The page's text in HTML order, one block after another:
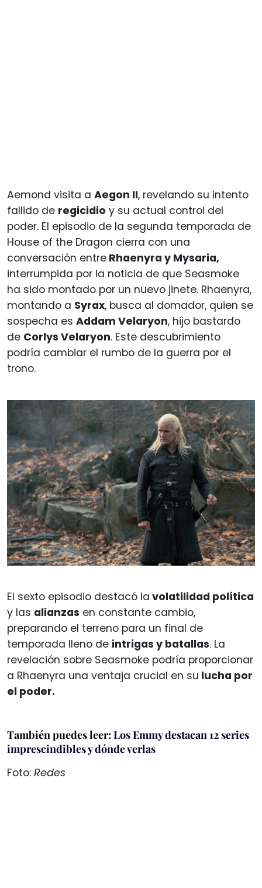
Aemond visita a Aegon II, revelando su intento
fallido de regicidio y su actual control del
poder. El episodio de la segunda temporada de
House of the Dragon cierra con una
conversación entre Rhaenyra y Mysaria,
interrumpida por la noticia de que Seasmoke
ha sido montado por un nuevo jinete. Rhaenyra,
montando a Syrax, busca al domador, quien se
sospecha es Addam Velaryon, hijo bastardo
de Corlys Velaryon. Este descubrimiento
podría cambiar el rumbo de la guerra por el
trono.
El sexto episodio destacó la volatilidad política
y las alianzas en constante cambio,
preparando el terreno para un final de
temporada lleno de intrigas y batallas. La
revelación sobre Seasmoke podría proporcionar
a Rhaenyra una ventaja crucial en su lucha por
el poder.
También puedes leer: Los Emmy destacan 12 series
imprescindibles y dónde verlas
Foto: Redes